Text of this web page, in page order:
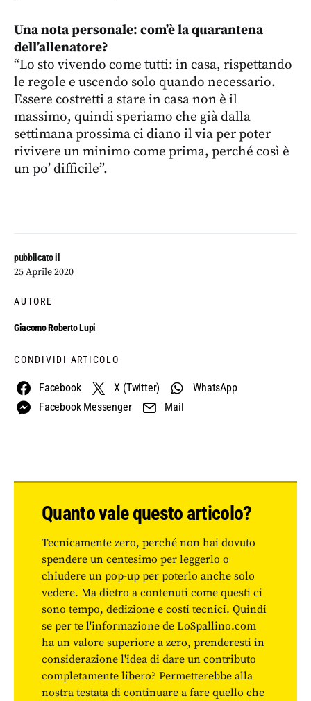
pubblicato il
25 Aprile 2020
AUTORE
Giacomo Roberto Lupi
CONDIVIDI ARTICOLO
Facebook X (Twitter)
WhatsApp
Facebook Messenger
Mail
Una nota personale: com’è la quarantena
dell’allenatore?
“Lo sto vivendo come tutti: in casa, rispettando
le regole e uscendo solo quando necessario.
Essere costretti a stare in casa non è il
massimo, quindi speriamo che già dalla
settimana prossima ci diano il via per poter
rivivere un minimo come prima, perché così è
un po’ difficile”.
Quanto vale questo articolo?
Tecnicamente zero, perché non hai dovuto
spendere un centesimo per leggerlo o
chiudere un pop-up per poterlo anche solo
vedere. Ma dietro a contenuti come questi ci
sono tempo, dedizione e costi tecnici. Quindi
se per te l'informazione de LoSpallino.com
ha un valore superiore a zero, prenderesti in
considerazione l'idea di dare un contributo
completamente libero? Permetterebbe alla
nostra testata di continuare a fare quello che